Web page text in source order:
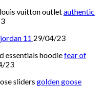
authentic
jordan 11 29/04/23
fear of
23
golden goose